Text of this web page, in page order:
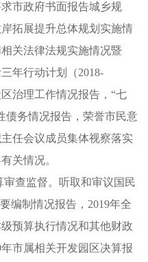
市政府书面报告城乡规
拓展提升总体规划实施情
关法律法规实施情况暨
年行动计划（2018-
治理工作情况报告，“七
债务情况报告，荣誉市民意
任会议成员集体视察落实
关情况。
查监督。听取和审议国民
编制情况报告，2019年全
预算执行情况和其他财政
市属相关开发园区决算报